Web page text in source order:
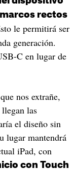
rectos
le permitirá ser
generación.
C en lugar de
nos extrañe,
las
el diseño sin
lugar mantendrá
iPad, con
con Touch